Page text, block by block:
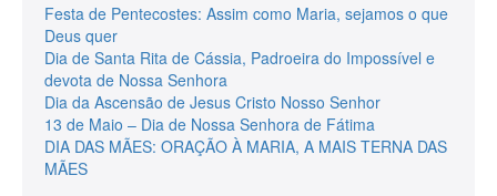
Festa de Pentecostes: Assim como Maria, sejamos o que
Deus quer
Dia de Santa Rita de Cássia, Padroeira do Impossível e
devota de Nossa Senhora
Dia da Ascensão de Jesus Cristo Nosso Senhor
13 de Maio – Dia de Nossa Senhora de Fátima
DIA DAS MÃES: ORAÇÃO À MARIA, A MAIS TERNA DAS
MÃES